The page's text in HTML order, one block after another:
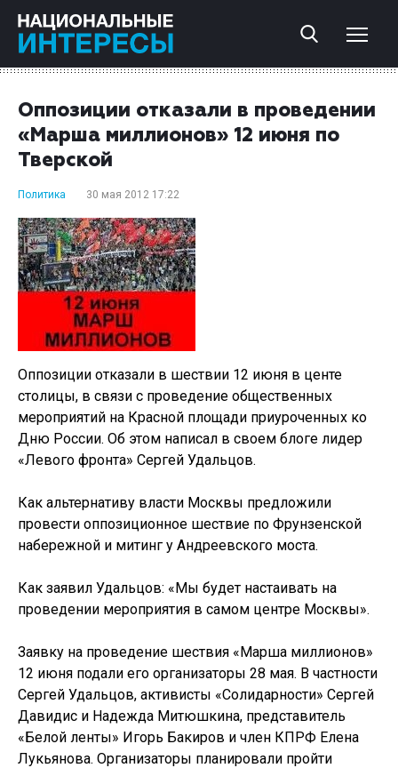
Оппозиции отказали в проведении
«Марша миллионов» 12 июня по
Тверской
Политика 30 мая 2012 17:22
Оппозиции отказали в шествии 12 июня в центе
столицы, в связи с проведение общественных
мероприятий на Красной площади приуроченных ко
Дню России. Об этом написал в своем блоге лидер
«Левого фронта» Сергей Удальцов.
Как альтернативу власти Москвы предложили
провести оппозиционное шествие по Фрунзенской
набережной и митинг у Андреевского моста.
Как заявил Удальцов: «Мы будет настаивать на
проведении мероприятия в самом центре Москвы».
Заявку на проведение шествия «Марша миллионов»
12 июня подали его организаторы 28 мая. В частности
Сергей Удальцов, активисты «Солидарности» Сергей
Давидис и Надежда Митюшкина, представитель
«Белой ленты» Игорь Бакиров и член КПРФ Елена
Лукьянова. Организаторы планировали пройти